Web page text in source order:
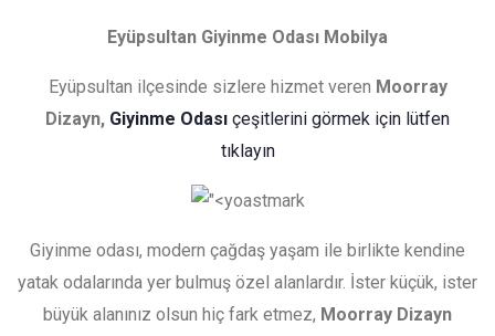
Eyüpsultan Giyinme Odası Mobilya
Eyüpsultan ilçesinde sizlere hizmet veren Moorray
Dizayn, Giyinme Odası çeşitlerini görmek için lütfen
tıklayın
Giyinme odası, modern çağdaş yaşam ile birlikte kendine
yatak odalarında yer bulmuş özel alanlardır. İster küçük, ister
büyük alanınız olsun hiç fark etmez, Moorray Dizayn